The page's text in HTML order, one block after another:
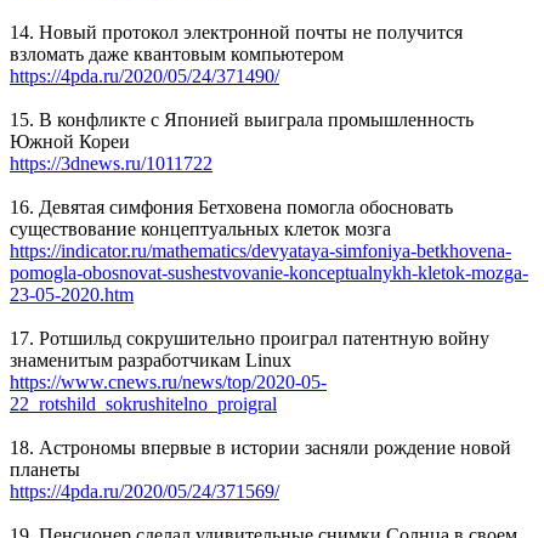
14. Новый протокол электронной почты не получится
взломать даже квантовым компьютером
https://4pda.ru/2020/05/24/371490/
15. В конфликте с Японией выиграла промышленность
Южной Кореи
https://3dnews.ru/1011722
16. Девятая симфония Бетховена помогла обосновать
существование концептуальных клеток мозга
https://indicator.ru/mathematics/devyataya-simfoniya-betkhovena-
pomogla-obosnovat-sushestvovanie-konceptualnykh-kletok-mozga-
23-05-2020.htm
17. Ротшильд сокрушительно проиграл патентную войну
знаменитым разработчикам Linux
https://www.cnews.ru/news/top/2020-05-
22_rotshild_sokrushitelno_proigral
18. Астрономы впервые в истории засняли рождение новой
планеты
https://4pda.ru/2020/05/24/371569/